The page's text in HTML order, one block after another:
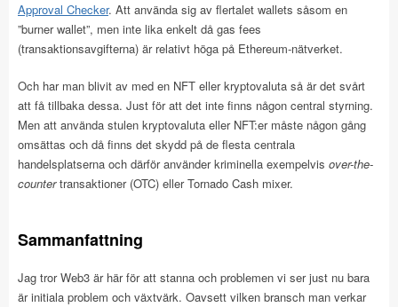
Approval Checker. Att använda sig av flertalet wallets såsom en
”burner wallet”, men inte lika enkelt då gas fees
(transaktionsavgifterna) är relativt höga på Ethereum-nätverket.
Och har man blivit av med en NFT eller kryptovaluta så är det svårt
att få tillbaka dessa. Just för att det inte finns någon central styrning.
Men att använda stulen kryptovaluta eller NFT:er måste någon gång
omsättas och då finns det skydd på de flesta centrala
handelsplatserna och därför använder kriminella exempelvis over-the-
countertransaktioner (OTC) eller Tornado Cash mixer.
Sammanfattning
Jag tror Web3 är här för att stanna och problemen vi ser just nu bara
är initiala problem och växtvärk. Oavsett vilken bransch man verkar